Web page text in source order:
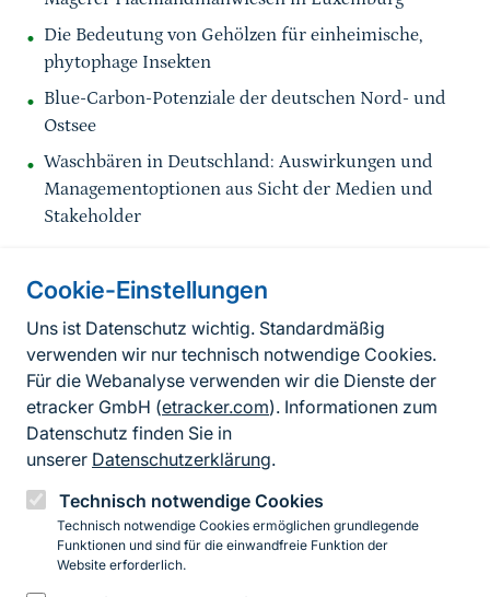
Cookie-Einstellungen
Uns ist Datenschutz wichtig. Standardmäßig
verwenden wir nur technisch notwendige Cookies.
Für die Webanalyse verwenden wir die Dienste der
etracker GmbH (etracker.com). Informationen zum
Datenschutz finden Sie in
unserer Datenschutzerklärung.
Technisch notwendige Cookies
Technisch notwendige Cookies ermöglichen grundlegende
Funktionen und sind für die einwandfreie Funktion der
Website erforderlich.
Die Bedeutung von Gehölzen für einheimische,
phytophage Insekten
Blue-Carbon-Potenziale der deutschen Nord- und
Ostsee
Waschbären in Deutschland: Auswirkungen und
Managementoptionen aus Sicht der Medien und
Stakeholder
Informationen zur Seite
FußzeileKontakt zum BfN
Kontaktformular
Erklärung zur Barrierefreiheit
Impressum
Datenschutz